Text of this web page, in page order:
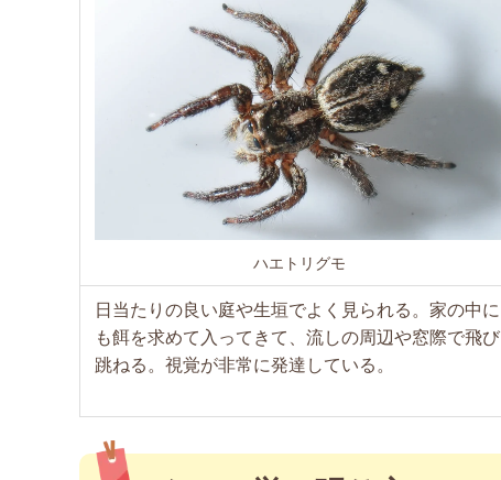
ハエトリグモ
日当たりの良い庭や生垣でよく見られる。家の中に
も餌を求めて入ってきて、流しの周辺や窓際で飛び
跳ねる。視覚が非常に発達している。